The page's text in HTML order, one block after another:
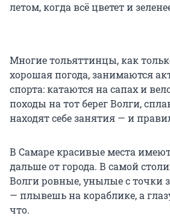
летом, когда всё цветет и
Многие тольяттинцы, как
хорошая погода, занимаются
спорта: катаются на сапах и
походы на тот берег Волги,
находят себе занятия — и
В Самаре красивые места
дальше от города. В самой
Волги ровные, унылые с точки
— плывешь на кораблике, а
что.